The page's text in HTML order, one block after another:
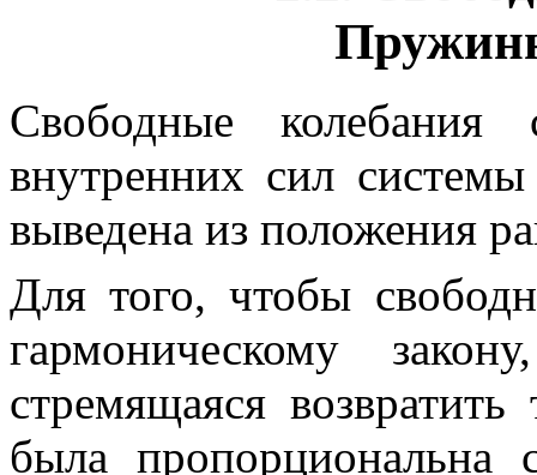
Свободные колебания
внутренних сил
выведена из положения
Для того, чтобы
гармоническому
стремящаяся
была